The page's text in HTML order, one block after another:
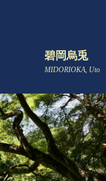
碧岡烏兎
MIDORIOKA, Uto